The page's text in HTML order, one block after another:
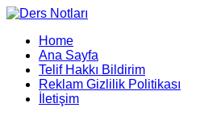
Home
Ana Sayfa
Telif Hakkı Bildirim
Reklam Gizlilik Politikası
İletişim